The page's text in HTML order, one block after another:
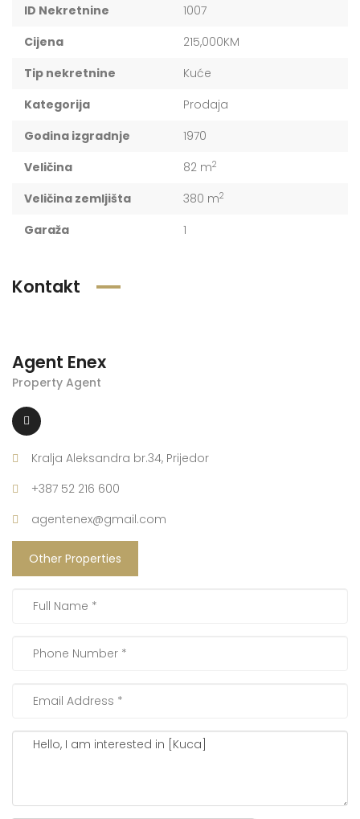
ID Nekretnine
1007
Cijena
215,000KM
Tip nekretnine
Kuće
Kategorija
Prodaja
Godina izgradnje
1970
Veličina
82 m2
Veličina zemljišta 380 m2
Garaža 1
Kontakt
Agent Enex
Property Agent
Kralja Aleksandra br.34, Prijedor
+387 52 216 600
agentenex@gmail.com
Other Properties